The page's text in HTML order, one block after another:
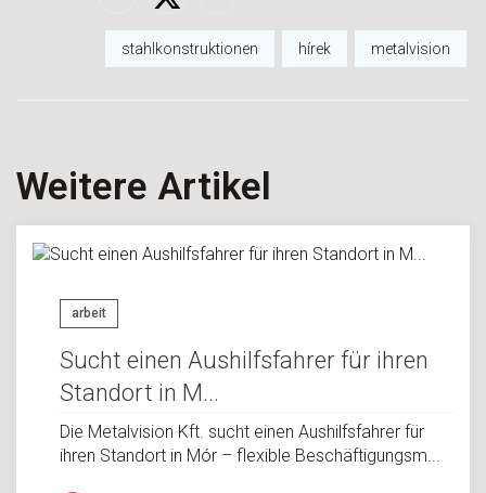
stahlkonstruktionen hírek metalvision
Weitere Artikel
arbeit
Sucht einen Aushilfsfahrer für ihren
Standort in M...
Die Metalvision Kft. sucht einen Aushilfsfahrer für
ihren Standort in Mór – flexible Beschäftigungsm...